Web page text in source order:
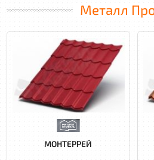
Металл
МОНТЕРРЕЙ